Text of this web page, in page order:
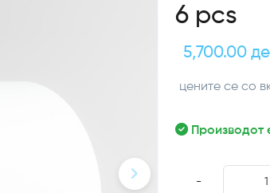
6 pcs
5,700.00
цените се со
Производот
-